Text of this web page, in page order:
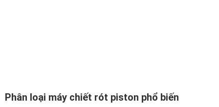
Phân loại máy chiết rót piston phổ biến